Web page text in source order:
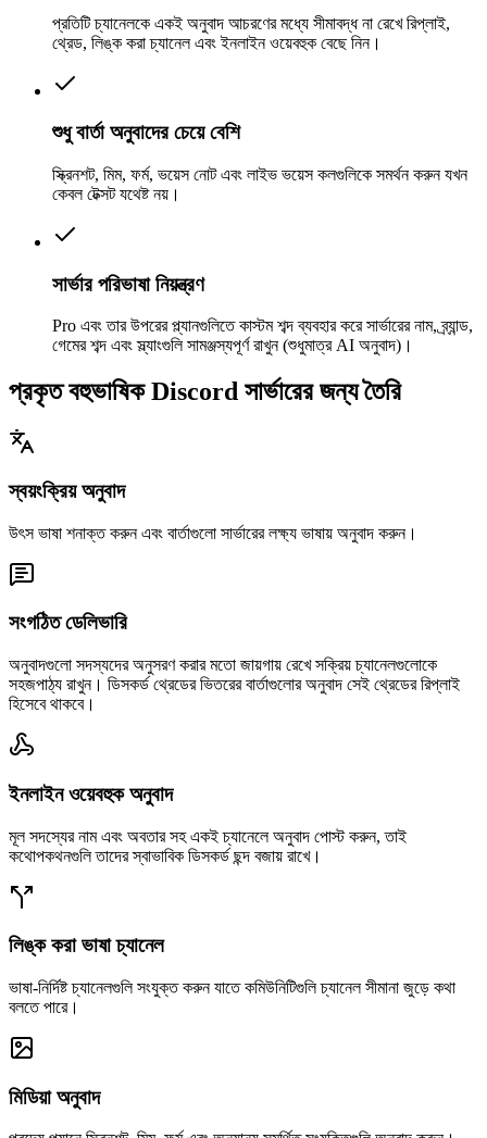
প্রতিটি চ্যানেলকে একই অনুবাদ আচরণের মধ্যে সীমাবদ্ধ না রেখে রিপ্লাই,
থ্রেড, লিঙ্ক করা চ্যানেল এবং ইনলাইন ওয়েবহুক বেছে নিন।
শুধু বার্তা অনুবাদের চেয়ে বেশি
স্ক্রিনশট, মিম, ফর্ম, ভয়েস নোট এবং লাইভ ভয়েস কলগুলিকে সমর্থন করুন যখন
কেবল টেক্সট যথেষ্ট নয়।
সার্ভার পরিভাষা নিয়ন্ত্রণ
Pro এবং তার উপরের প্ল্যানগুলিতে কাস্টম শব্দ ব্যবহার করে সার্ভারের নাম, ব্র্যান্ড,
গেমের শব্দ এবং স্ল্যাংগুলি সামঞ্জস্যপূর্ণ রাখুন (শুধুমাত্র AI অনুবাদ)।
প্রকৃত বহুভাষিক Discord সার্ভারের জন্য তৈরি
স্বয়ংক্রিয় অনুবাদ
উৎস ভাষা শনাক্ত করুন এবং বার্তাগুলো সার্ভারের লক্ষ্য ভাষায় অনুবাদ করুন।
সংগঠিত ডেলিভারি
অনুবাদগুলো সদস্যদের অনুসরণ করার মতো জায়গায় রেখে সক্রিয় চ্যানেলগুলোকে
সহজপাঠ্য রাখুন। ডিসকর্ড থ্রেডের ভিতরের বার্তাগুলোর অনুবাদ সেই থ্রেডের রিপ্লাই
হিসেবে থাকবে।
ইনলাইন ওয়েবহুক অনুবাদ
মূল সদস্যের নাম এবং অবতার সহ একই চ্যানেলে অনুবাদ পোস্ট করুন, তাই
কথোপকথনগুলি তাদের স্বাভাবিক ডিসকর্ড ছন্দ বজায় রাখে।
লিঙ্ক করা ভাষা চ্যানেল
ভাষা-নির্দিষ্ট চ্যানেলগুলি সংযুক্ত করুন যাতে কমিউনিটিগুলি চ্যানেল সীমানা জুড়ে কথা
বলতে পারে।
মিডিয়া অনুবাদ